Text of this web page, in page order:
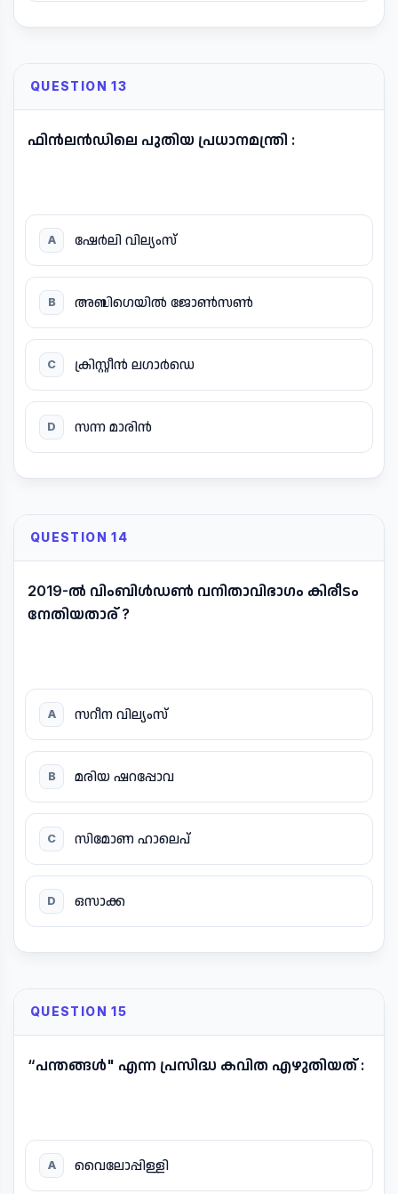
QUESTION 13
ഫിൻലൻഡിലെ പുതിയ പ്രധാനമന്ത്രി :
A ഷേർലി വില്യംസ്
B അബിഗെയിൽ ജോൺസൺ
C ക്രിസ്റ്റീൻ ലഗാർഡെ
D സന്ന മാരിൻ
QUESTION 14
2019-ൽ വിംബിൾഡൺ വനിതാവിഭാഗം കിരീടം
നേതിയതാര് ?
A സറീന വില്യംസ്
B മരിയ ഷറപ്പോവ
C സിമോണ ഹാലെപ്
D ഒസാക്ക
QUESTION 15
“പന്തങ്ങൾ" എന്ന പ്രസിദ്ധ കവിത എഴുതിയത് :
A വൈലോപ്പിള്ളി